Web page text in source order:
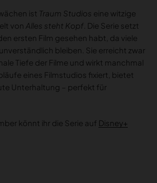
ist Traum Studios eine witzige
von Alles steht Kopf . Die Serie setzt
ersten Film gesehen habt, da viele
bleiben. Sie erreicht zwar
Tiefe der Filme und wirkt manchmal
eines Filmstudios fixiert, bietet
Unterhaltung – perfekt für
könnt ihr die Serie auf Disney+